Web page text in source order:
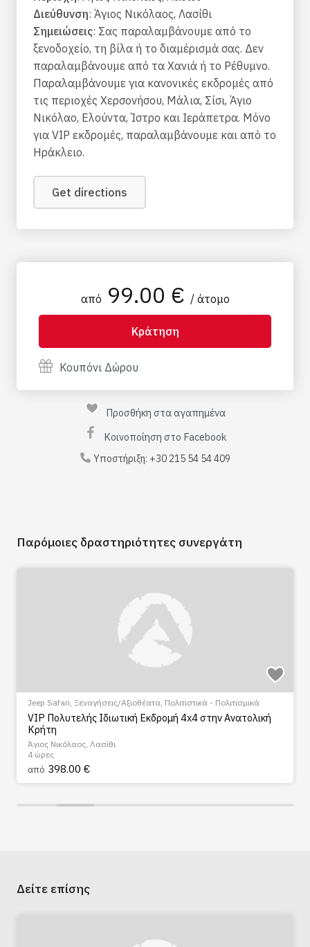
Διεύθυνση: Άγιος Νικόλαος, Λασίθι
Σημειώσεις: Σας παραλαμβάνουμε από το
ξενοδοχείο, τη βίλα ή το διαμέρισμά σας. Δεν
παραλαμβάνουμε από τα Χανιά ή το Ρέθυμνο.
Παραλαμβάνουμε για κανονικές εκδρομές από
τις περιοχές Χερσονήσου, Μάλια, Σίσι, Άγιο
Νικόλαο, Ελούντα, Ίστρο και Ιεράπετρα. Μόνο
για VIP εκδρομές, παραλαμβάνουμε και από το
Ηράκλειο.
Get directions
από 99.00 € / άτομο
Κράτηση
Κουπόνι Δώρου
Προσθήκη στα αγαπημένα
Κοινοποίηση στο Facebook
Υποστήριξη: +30 215 54 54 409
Παρόμοιες δραστηριότητες συνεργάτη
Jeep Safari Ξεναγήσεις/Αξιοθέατα Πολιτιστικά - Πολιτισμικά
VIP Πολυτελής Ιδιωτική Εκδρομή 4x4 στην Ανατολική
Κρήτη
Άγιος Νικόλαος, Λασίθι
4 ώρες
από 398.00 €
Δείτε επίσης